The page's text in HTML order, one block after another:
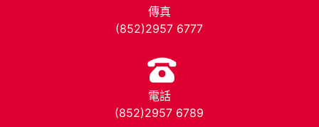
傳真
(852)2957 6777
電話
(852)2957 6789